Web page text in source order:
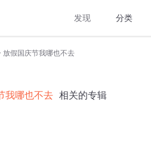
发现 分类
放假国庆节我哪也不去
我哪也不去 相关的专辑